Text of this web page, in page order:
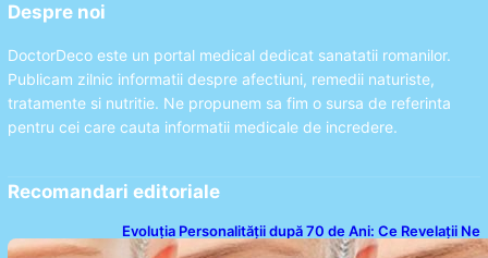
Despre noi
DoctorDeco este un portal medical dedicat sanatatii romanilor.
Publicam zilnic informatii despre afectiuni, remedii naturiste,
tratamente si nutritie. Ne propunem sa fim o sursa de referinta
pentru cei care cauta informatii medicale de incredere.
Recomandari editoriale
Evoluția Personalității după 70 de Ani: Ce Revelații Ne
Oferă Studiile Psihologice